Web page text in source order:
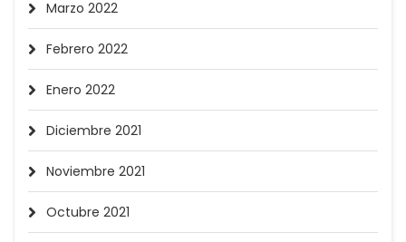
Marzo 2022
Febrero 2022
Enero 2022
Diciembre 2021
Noviembre 2021
Octubre 2021